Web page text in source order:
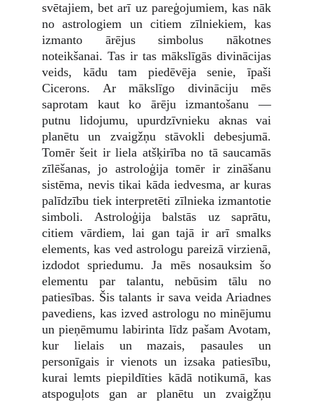
svētajiem, bet arī uz pareģojumiem, kas nāk
no astrologiem un citiem zīlniekiem, kas
izmanto ārējus simbolus nākotnes
noteikšanai. Tas ir tas mākslīgās divinācijas
veids, kādu tam piedēvēja senie, īpaši
Cicerons. Ar mākslīgo divināciju mēs
saprotam kaut ko ārēju izmantošanu —
putnu lidojumu, upurdzīvnieku aknas vai
planētu un zvaigžņu stāvokli debesjumā.
Tomēr šeit ir liela atšķirība no tā saucamās
zīlēšanas, jo astroloģija tomēr ir zināšanu
sistēma, nevis tikai kāda iedvesma, ar kuras
palīdzību tiek interpretēti zīlnieka izmantotie
simboli. Astroloģija balstās uz saprātu,
citiem vārdiem, lai gan tajā ir arī smalks
elements, kas ved astrologu pareizā virzienā,
izdodot spriedumu. Ja mēs nosauksim šo
elementu par talantu, nebūsim tālu no
patiesības. Šis talants ir sava veida Ariadnes
pavediens, kas izved astrologu no minējumu
un pieņēmumu labirinta līdz pašam Avotam,
kur lielais un mazais, pasaules un
personīgais ir vienots un izsaka patiesību,
kurai lemts piepildīties kādā notikumā, kas
atspoguļots gan ar planētu un zvaigžņu